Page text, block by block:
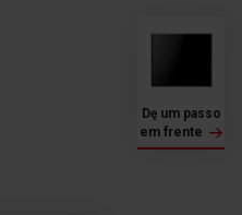
Dę um passo
em frente